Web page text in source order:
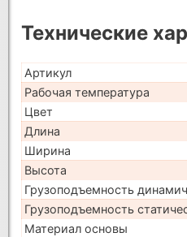
Технические
Артикул
Рабочая температура
Цвет
Длина
Ширина
Высота
Грузоподъемность
Грузоподъемность
Материал основы